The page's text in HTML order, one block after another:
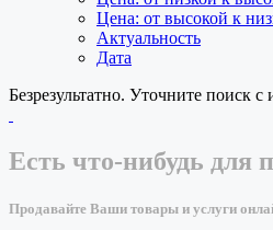
Цена: от высокой к
Актуальность
Дата
Безрезультатно. Уточните поиск
Есть что-нибудь для
Продавайте Ваши товары и услуги